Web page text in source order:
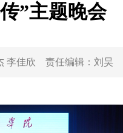
”主题晚会
李佳欣 责任编辑： 刘昊